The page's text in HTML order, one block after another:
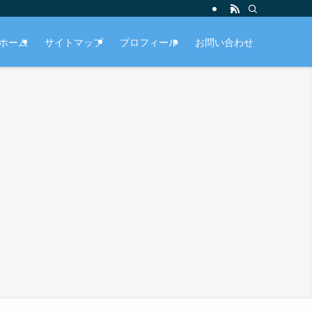
ーム サイトマップ プロフィール お問い合わせ